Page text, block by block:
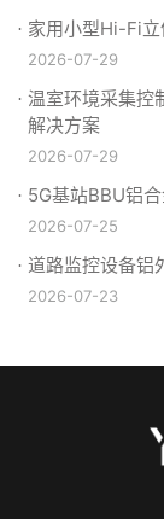
家用小型Hi-Fi
2026-07-29
温室环境采集控
解决方案
2026-07-29
5G基站BBU铝合
2026-07-25
道路监控设备铝
2026-07-23